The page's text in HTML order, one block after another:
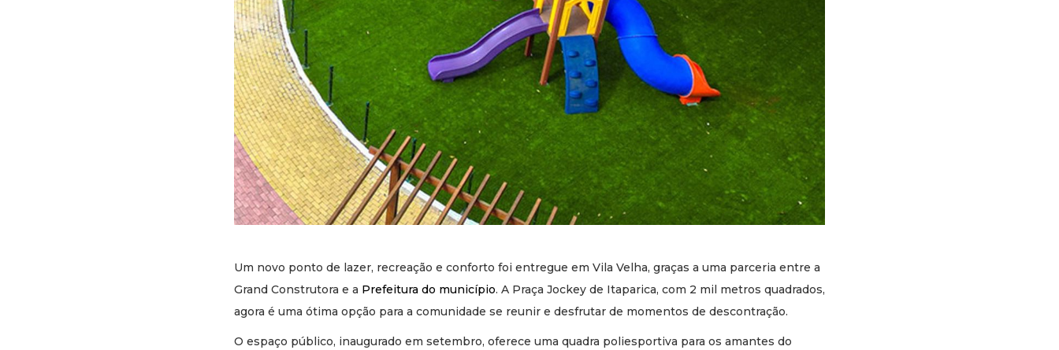
Um novo ponto de lazer, recreação e conforto foi entregue em Vila Velha, graças a uma parceria entre a
Grand Construtora e a Prefeitura do município. A Praça Jockey de Itaparica, com 2 mil metros quadrados,
agora é uma ótima opção para a comunidade se reunir e desfrutar de momentos de descontração.
O espaço público, inaugurado em setembro, oferece uma quadra poliesportiva para os amantes do